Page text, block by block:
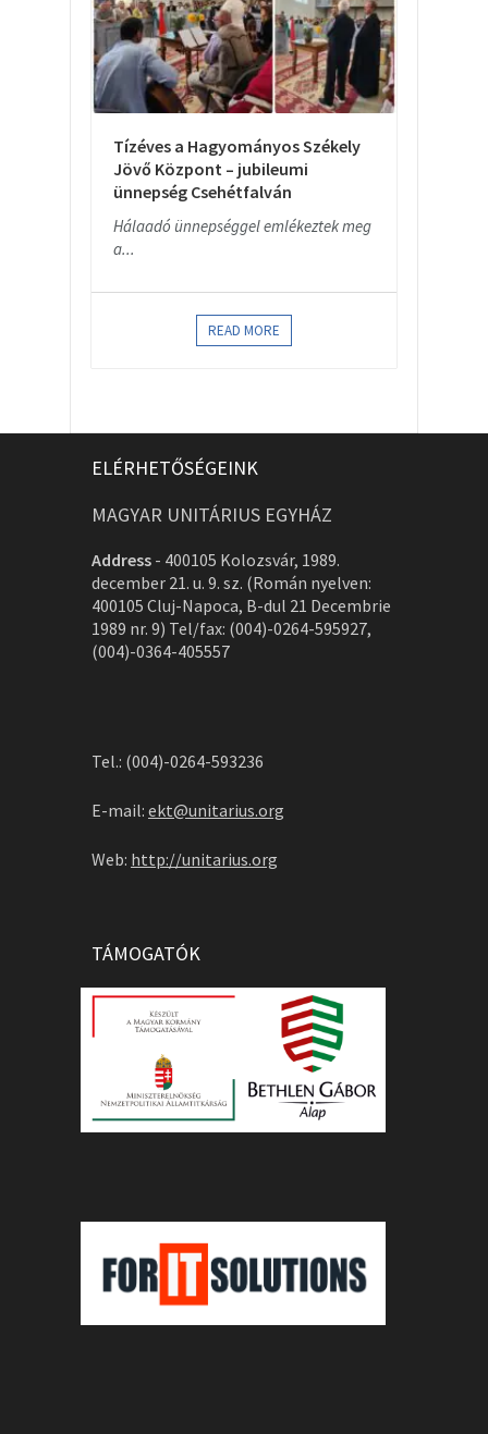
Tízéves a Hagyományos Székely
Jövő Központ – jubileumi
ünnepség Csehétfalván
Hálaadó ünnepséggel emlékeztek meg
a...
READ MORE
ELÉRHETŐSÉGEINK
MAGYAR UNITÁRIUS EGYHÁZ
Address - 400105 Kolozsvár, 1989.
december 21. u. 9. sz. (Román nyelven:
400105 Cluj-Napoca, B-dul 21 Decembrie
1989 nr. 9) Tel/fax: (004)-0264-595927,
(004)-0364-405557
Tel.: (004)-0264-593236
E-mail: ekt@unitarius.org
Web: http://unitarius.org
TÁMOGATÓK